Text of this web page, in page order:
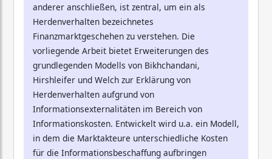
anderer anschließen, ist zentral, um ein als
Herdenverhalten bezeichnetes
Finanzmarktgeschehen zu verstehen. Die
vorliegende Arbeit bietet Erweiterungen des
grundlegenden Modells von Bikhchandani,
Hirshleifer und Welch zur Erklärung von
Herdenverhalten aufgrund von
Informationsexternalitäten im Bereich von
Informationskosten. Entwickelt wird u.a. ein Modell,
in dem die Marktakteure unterschiedliche Kosten
für die Informationsbeschaffung aufbringen